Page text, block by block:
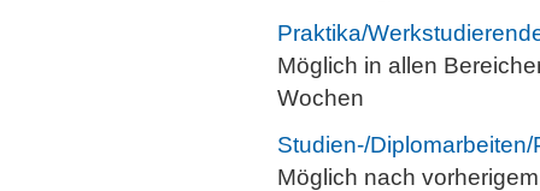
Praktika/
Möglich in allen
Wochen
Studien-/
Möglich nach